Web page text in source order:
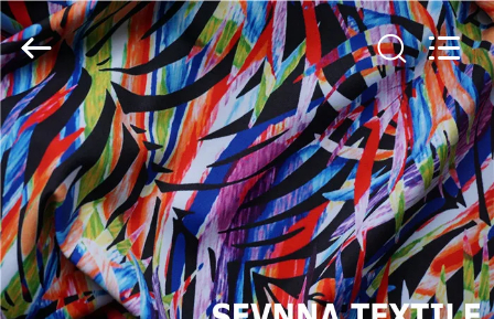
বাড়ি
পণ্য
VR
প্রদর্শন
2026
SEVNNA
TEXTILE.
All
Rights
Reserved.